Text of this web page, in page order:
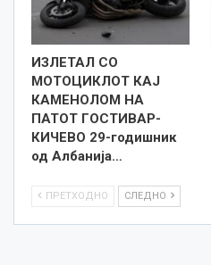
ИЗЛЕТАЛ СО
МОТОЦИКЛОТ КАЈ
КАМЕНОЛОМ НА
ПАТОТ ГОСТИВАР-
КИЧЕВО 29-годишник
од Албанија…
ПРЕТХОДНО СЛЕДНО